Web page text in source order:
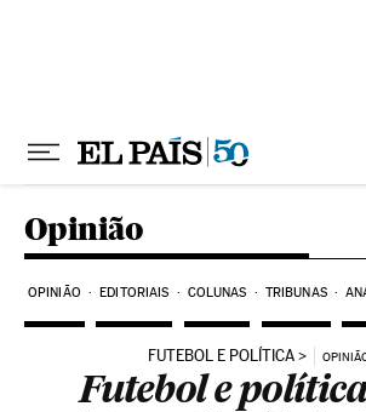
Opinião
OPINIÃO EDITORIAIS COLUNAS TRIBUNAS
FUTEBOL E POLÍTICA
Futebol e